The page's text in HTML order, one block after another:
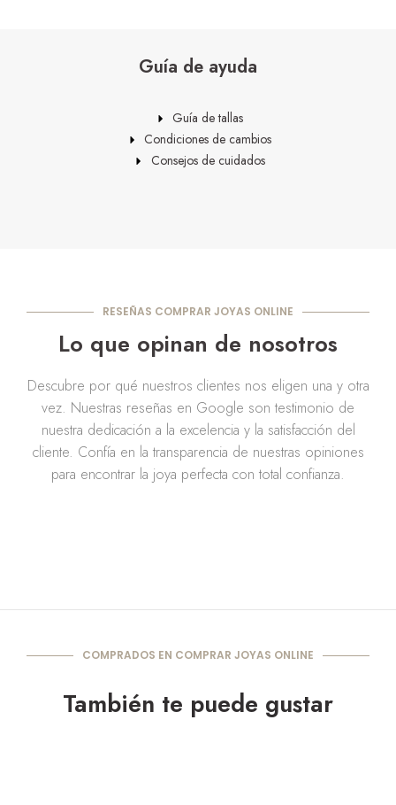
Guía de ayuda
Guía de tallas
Condiciones de cambios
Consejos de cuidados
RESEÑAS COMPRAR JOYAS ONLINE
Lo que opinan de nosotros
Descubre por qué nuestros clientes nos eligen una y otra
vez. Nuestras reseñas en Google son testimonio de
nuestra dedicación a la excelencia y la satisfacción del
cliente. Confía en la transparencia de nuestras opiniones
para encontrar la joya perfecta con total confianza.
COMPRADOS EN COMPRAR JOYAS ONLINE
También te puede gustar